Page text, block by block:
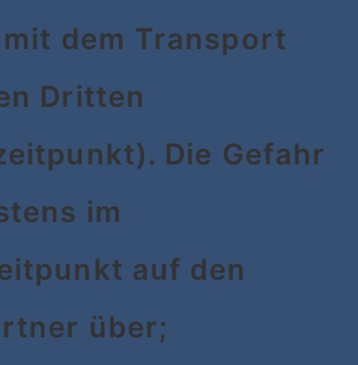
dem Transport
Dritten
Die Gefahr
im
auf den
über;